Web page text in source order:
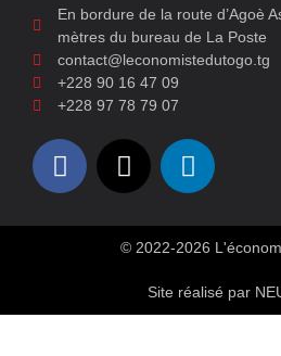
En bordure de la route d’Agoè
mètres du bureau de La Poste
contact@leconomistedutogo.tg
+228 90 16 47 09
+228 97 78 79 07
© 2022-2026
Site réalisé par